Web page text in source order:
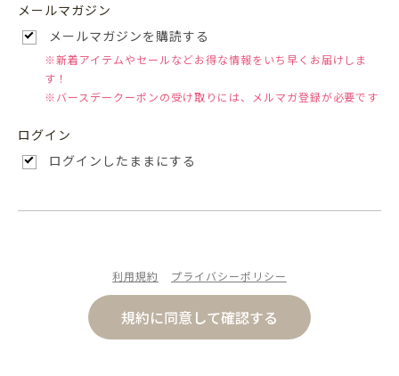
メールマガジン
メールマガジンを購読する
※新着アイテムやセールなどお得な情報をいち早くお届けしま
す！
※バースデークーポンの受け取りには、メルマガ登録が必要です
ログイン
ログインしたままにする
利用規約 プライバシーポリシー